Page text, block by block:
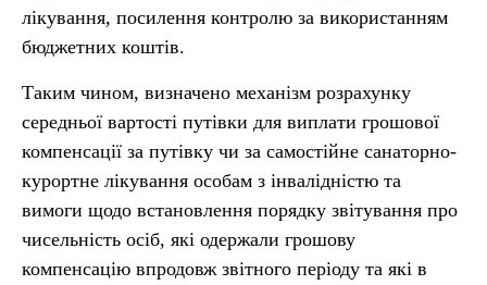
лікування, посилення контролю за використанням
бюджетних коштів.
Таким чином, визначено механізм розрахунку
середньої вартості путівки для виплати грошової
компенсації за путівку чи за самостійне санаторно-
курортне лікування особам з інвалідністю та
вимоги щодо встановлення порядку звітування про
чисельність осіб, які одержали грошову
компенсацію впродовж звітного періоду та які в